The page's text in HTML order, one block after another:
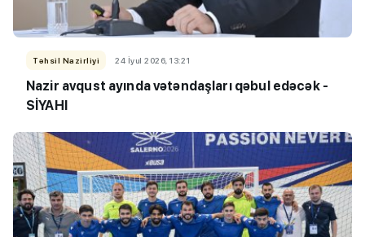
Təhsil Nazirliyi 24 İyul 2026, 13:21
Nazir avqust ayında vətəndaşları qəbul edəcək -
SİYAHI